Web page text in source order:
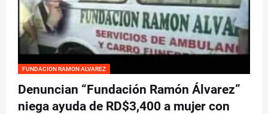
FUNDACION RAMON ALVAREZ
Denuncian “Fundación Ramón Álvarez”
niega ayuda de RD$3,400 a mujer con